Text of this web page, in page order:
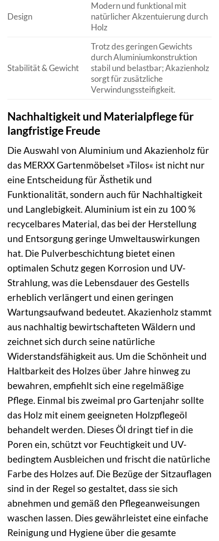
Design
Modern und funktional mit
natürlicher Akzentuierung durch
Holz
Stabilität & Gewicht
Trotz des geringen Gewichts
durch Aluminiumkonstruktion
stabil und belastbar; Akazienholz
sorgt für zusätzliche
Verwindungssteifigkeit.
Nachhaltigkeit und Materialpflege für
langfristige Freude
Die Auswahl von Aluminium und Akazienholz für
das MERXX Gartenmöbelset »Tilos« ist nicht nur
eine Entscheidung für Ästhetik und
Funktionalität, sondern auch für Nachhaltigkeit
und Langlebigkeit. Aluminium ist ein zu 100 %
recycelbares Material, das bei der Herstellung
und Entsorgung geringe Umweltauswirkungen
hat. Die Pulverbeschichtung bietet einen
optimalen Schutz gegen Korrosion und UV-
Strahlung, was die Lebensdauer des Gestells
erheblich verlängert und einen geringen
Wartungsaufwand bedeutet. Akazienholz stammt
aus nachhaltig bewirtschafteten Wäldern und
zeichnet sich durch seine natürliche
Widerstandsfähigkeit aus. Um die Schönheit und
Haltbarkeit des Holzes über Jahre hinweg zu
bewahren, empfiehlt sich eine regelmäßige
Pflege. Einmal bis zweimal pro Gartenjahr sollte
das Holz mit einem geeigneten Holzpflegeöl
behandelt werden. Dieses Öl dringt tief in die
Poren ein, schützt vor Feuchtigkeit und UV-
bedingtem Ausbleichen und frischt die natürliche
Farbe des Holzes auf. Die Bezüge der Sitzauflagen
sind in der Regel so gestaltet, dass sie sich
abnehmen und gemäß den Pflegeanweisungen
waschen lassen. Dies gewährleistet eine einfache
Reinigung und Hygiene über die gesamte